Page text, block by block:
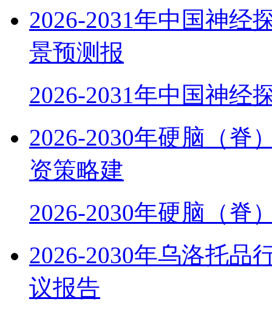
2026-2031年中国神经
景预测报
2026-2031年中国神经
2026-2030年硬脑（脊
资策略建
2026-2030年硬脑（脊
2026-2030年乌洛托品
议报告